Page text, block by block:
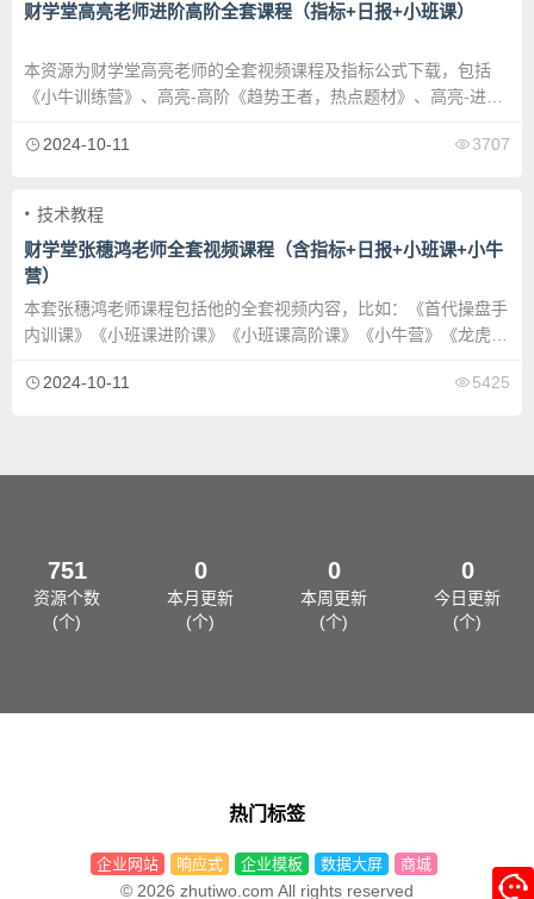
财学堂高亮老师进阶高阶全套课程（指标+日报+小班课）
本资源为财学堂高亮老师的全套视频课程及指标公式下载，包括
《小牛训练营》、高亮-高阶《趋势王者，热点题材》、高亮-进阶
容。2024-10-11 3707
技术教程
财学堂张穗鸿老师全套视频课程（含指标+日报+小班课+小牛
营）
本套张穗鸿老师课程包括他的全套视频内容，比如：《首代操盘手
内训课》《小班课进阶课》《小班课高阶课》《小牛营》《龙虎跃
等，请自行下载了解。
2024-10-11 5425
751
资源个数
(个)
0
本月更新
(个)
0
本周更新
(个)
0
今日更新
(个)
热门标签
企业网站 响应式 企业模板 数据大屏 商城
© 2026 zhutiwo.com All rights reserved